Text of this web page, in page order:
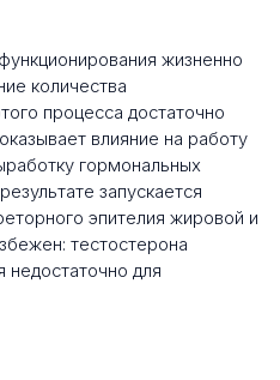
жизненно
количества
процесса достаточно
влияние на работу
гормональных
запускается
эпителия жировой и
тестостерона
для